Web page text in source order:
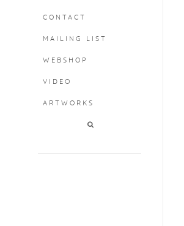
CONTACT
MAILING LIST
WEBSHOP
VIDEO
ARTWORKS